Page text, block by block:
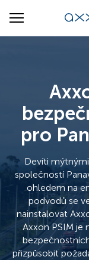
pro
Devíti
společností
ohledem na
podvodů se
nainstalovat
Axxon PSIM je
přizpůsobit